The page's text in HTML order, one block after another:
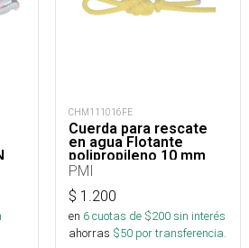
CHM111016FE
Cuerda para rescate
en agua Flotante
polipropileno 10 mm
PMI
$ 1.200
en 6cuotas de $200sin interés
ahorras $50 por transferencia.